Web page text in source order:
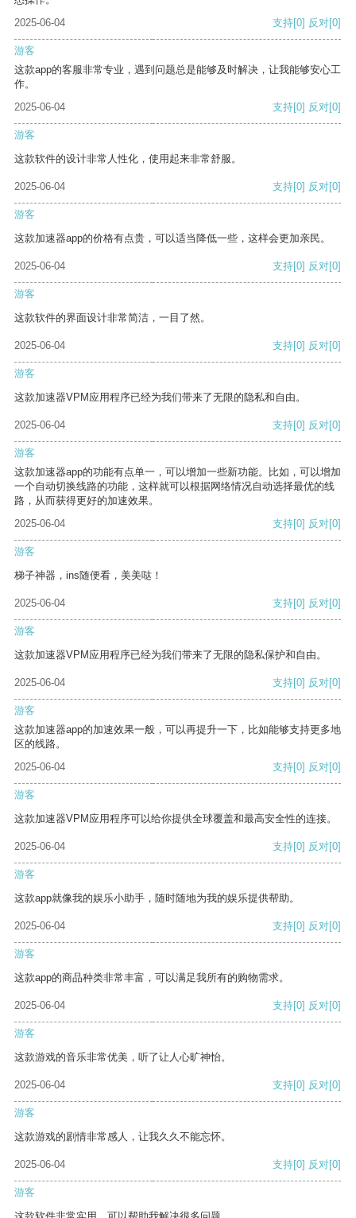
2025-06-04
支持[0] 反对[0]
游客
这款app的客服非常专业，遇到问题总是能够及时解决，让我能够安心工
作。
2025-06-04
支持[0] 反对[0]
游客
这款软件的设计非常人性化，使用起来非常舒服。
2025-06-04 支持[0] 反对[0]
游客
这款加速器app的价格有点贵，可以适当降低一些，这样会更加亲民。
2025-06-04 支持[0] 反对[0]
游客
这款软件的界面设计非常简洁，一目了然。
2025-06-04 支持[0] 反对[0]
游客
这款加速器VPM应用程序已经为我们带来了无限的隐私和自由。
2025-06-04 支持[0] 反对[0]
游客
这款加速器app的功能有点单一，可以增加一些新功能。比如，可以增加
一个自动切换线路的功能，这样就可以根据网络情况自动选择最优的线
路，从而获得更好的加速效果。
2025-06-04
支持[0] 反对[0]
游客
梯子神器，ins随便看，美美哒！
2025-06-04 支持[0] 反对[0]
游客
这款加速器VPM应用程序已经为我们带来了无限的隐私保护和自由。
2025-06-04 支持[0] 反对[0]
游客
这款加速器app的加速效果一般，可以再提升一下，比如能够支持更多地
区的线路。
2025-06-04
支持[0] 反对[0]
游客
这款加速器VPM应用程序可以给你提供全球覆盖和最高安全性的连接。
2025-06-04 支持[0] 反对[0]
游客
这款app就像我的娱乐小助手，随时随地为我的娱乐提供帮助。
2025-06-04 支持[0] 反对[0]
游客
这款app的商品种类非常丰富，可以满足我所有的购物需求。
2025-06-04 支持[0] 反对[0]
游客
这款游戏的音乐非常优美，听了让人心旷神怡。
2025-06-04 支持[0] 反对[0]
游客
这款游戏的剧情非常感人，让我久久不能忘怀。
2025-06-04 支持[0] 反对[0]
游客